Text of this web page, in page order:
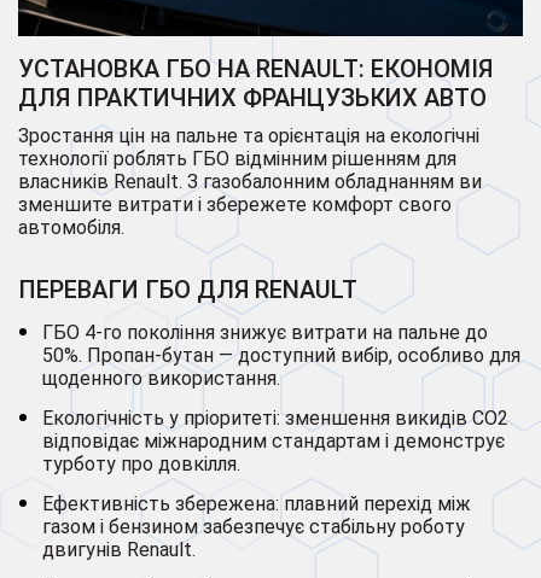
УСТАНОВКА ГБО НА RENAULT: ЕКОНОМІЯ
ДЛЯ ПРАКТИЧНИХ ФРАНЦУЗЬКИХ АВТО
Зростання цін на пальне та орієнтація на екологічні
технології роблять ГБО відмінним рішенням для
власників Renault. З газобалонним обладнанням ви
зменшите витрати і збережете комфорт свого
автомобіля.
ПЕРЕВАГИ ГБО ДЛЯ RENAULT
ГБО 4-го покоління знижує витрати на пальне до
50%. Пропан-бутан — доступний вибір, особливо для
щоденного використання.
Екологічність у пріоритеті: зменшення викидів CO2
відповідає міжнародним стандартам і демонструє
турботу про довкілля.
Ефективність збережена: плавний перехід між
газом і бензином забезпечує стабільну роботу
двигунів Renault.